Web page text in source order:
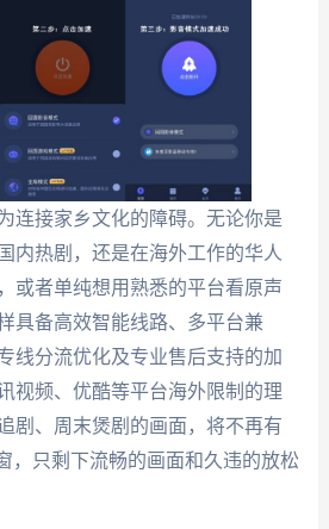
连接家乡文化的障碍。无论你是
内热剧，还是在海外工作的华人
或者单纯想用熟悉的平台看原声
具备高效智能线路、多平台兼
线分流优化及专业售后支持的加
视频、优酷等平台海外限制的理
剧、周末煲剧的画面，将不再有
，只剩下流畅的画面和久违的放松